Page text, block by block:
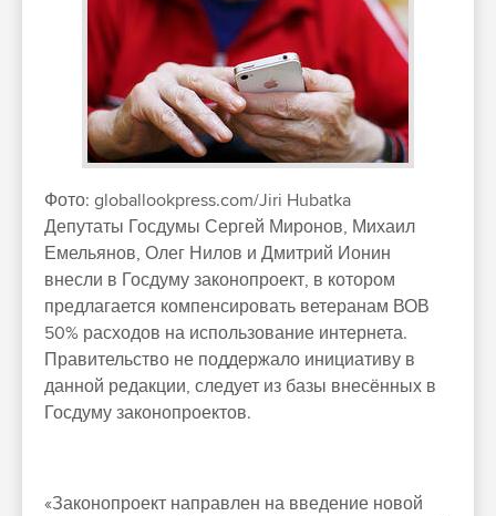
Фото: globallookpress.com/Jiri Hubatka
Депутаты Госдумы Сергей Миронов, Михаил
Емельянов, Олег Нилов и Дмитрий Ионин
внесли в Госдуму законопроект, в котором
предлагается компенсировать ветеранам ВОВ
50% расходов на использование интернета.
Правительство не поддержало инициативу в
данной редакции, следует из базы внесённых в
Госдуму законопроектов.
«Законопроект направлен на введение новой